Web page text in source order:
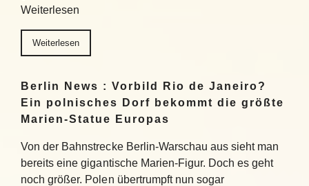
Weiterlesen
Weiterlesen
Berlin News : Vorbild Rio de Janeiro?
Ein polnisches Dorf bekommt die größte
Marien-Statue Europas
Von der Bahnstrecke Berlin-Warschau aus sieht man
bereits eine gigantische Marien-Figur. Doch es geht
noch größer. Polen übertrumpft nun sogar